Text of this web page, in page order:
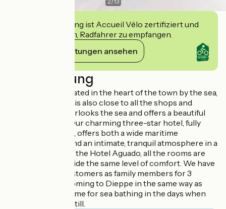
Diese Einrichtung ist Accueil Vélo zertifiziert und
verpflichtet sich, Radfahrer zu empfangen.
Ihre Verpflichtungen ansehen
Beschreibung
Friendly hotel located in the heart of the town by the sea,
the Hotel Aguado is also close to all the shops and
restaurants. It overlooks the sea and offers a beautiful
panoramic view. Our charming three-star hotel, fully
renovated in 2016, offers both a wide maritime
panoramic view and an intimate, tranquil atmosphere in a
refined setting. At the Hotel Aguado, all the rooms are
different but provide the same level of comfort. We have
welcomed our customers as family members for 3
generations, all coming to Dieppe in the same way as
people used to come for sea bathing in the days when
time could stand still.